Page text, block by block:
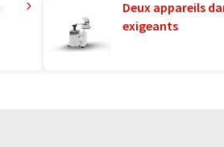
Deux appareils
exigeants